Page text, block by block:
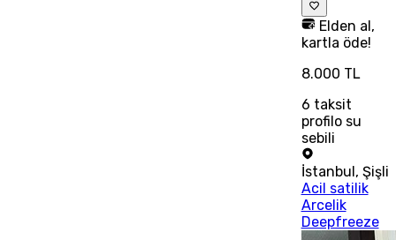
Elden al,
kartla öde!
8.000 TL
6 taksit
profilo su
sebili
İstanbul , Şişli
Acil satilik
Arcelik
Deepfreeze